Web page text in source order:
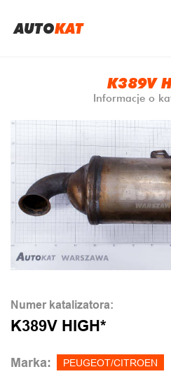
AUTOKAT
K389V
Informacje o
Numer katalizatora:
K389V HIGH*
Marka: PEUGEOT/CITROEN